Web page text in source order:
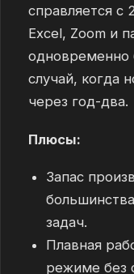
справляется с
Excel, Zoom и
одновременно
случай, когда
через год-два.
Плюсы:
Запас
задач.
Плавная
режиме без